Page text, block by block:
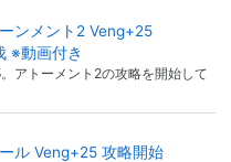
ンメント2 Veng+25
※動画付き
アトーメント2の攻略を開始して
ル Veng+25 攻略開始